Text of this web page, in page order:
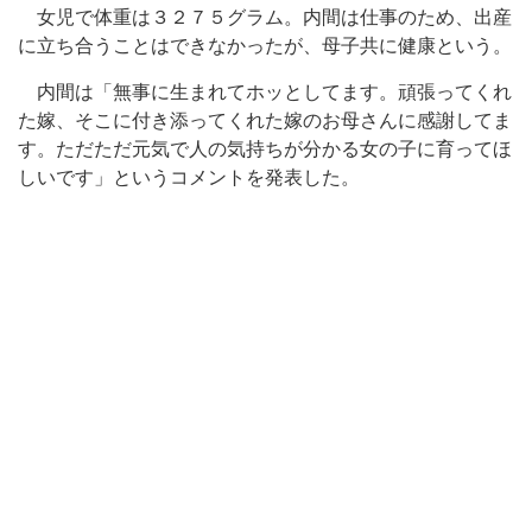
女児で体重は３２７５グラム。内間は仕事のため、出産
に立ち合うことはできなかったが、母子共に健康という。
内間は「無事に生まれてホッとしてます。頑張ってくれ
た嫁、そこに付き添ってくれた嫁のお母さんに感謝してま
す。ただただ元気で人の気持ちが分かる女の子に育ってほ
しいです」というコメントを発表した。